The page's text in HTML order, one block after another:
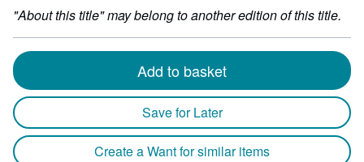
"About this title" may belong to another edition of this title.
Add to basket
Save for Later
Create a Want for similar items